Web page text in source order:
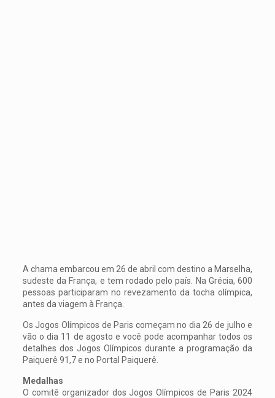
A chama embarcou em 26 de abril com destino a Marselha,
sudeste da França, e tem rodado pelo país. Na Grécia, 600
pessoas participaram no revezamento da tocha olímpica,
antes da viagem à França.
Os Jogos Olímpicos de Paris começam no dia 26 de julho e
vão o dia 11 de agosto e você pode acompanhar todos os
detalhes dos Jogos Olímpicos durante a programação da
Paiquerê 91,7 e no Portal Paiquerê.
Medalhas
O comitê organizador dos Jogos Olímpicos de Paris 2024